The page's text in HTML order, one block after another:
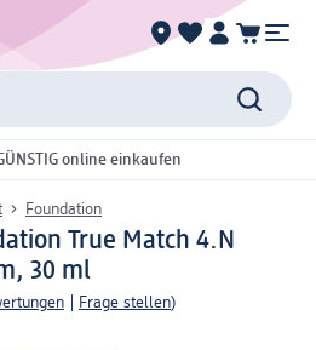
online einkaufen
Foundation
True Match 4.N
30 ml
Frage stellen)